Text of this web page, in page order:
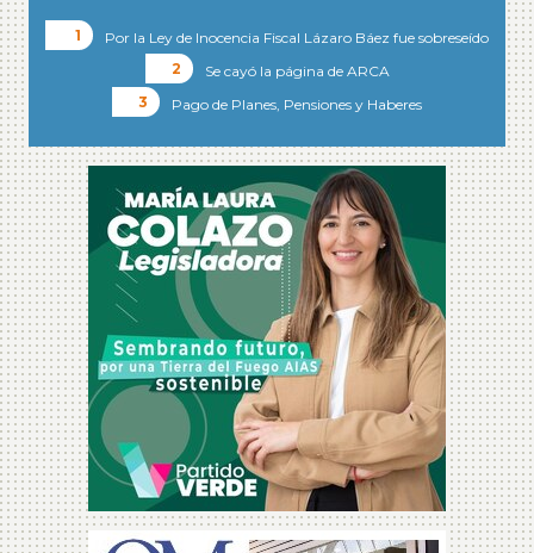
Por la Ley de Inocencia Fiscal Lázaro Báez fue sobreseído
Se cayó la página de ARCA
Pago de Planes, Pensiones y Haberes